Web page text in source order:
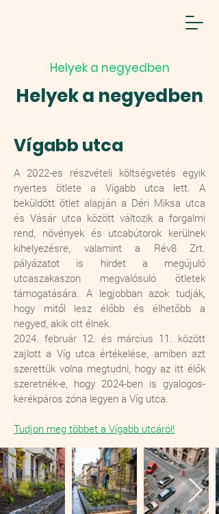
Helyek a negyedben
Helyek a negyedben
Vígabb utca
A 2022-es részvételi költségvetés egyik
nyertes ötlete a Vígabb utca lett. A
beküldött ötlet alapján a Déri Miksa utca
és Vásár utca között változik a forgalmi
rend, növények és utcabútorok kerülnek
kihelyezésre, valamint a Rév8 Zrt.
pályázatot is hirdet a megújuló
utcaszakaszon megvalósuló ötletek
támogatására. A legjobban azok tudják,
hogy mitől lesz élőbb és élhetőbb a
negyed, akik ott élnek.
2024. február 12. és március 11. között
zajlott a Víg utca értékelése, amiben azt
szerettük volna megtudni, hogy az itt élők
szeretnék-e, hogy 2024-ben is gyalogos-
kerékpáros zóna legyen a Víg utca.
Tudjon meg többet a Vígabb utcáról!